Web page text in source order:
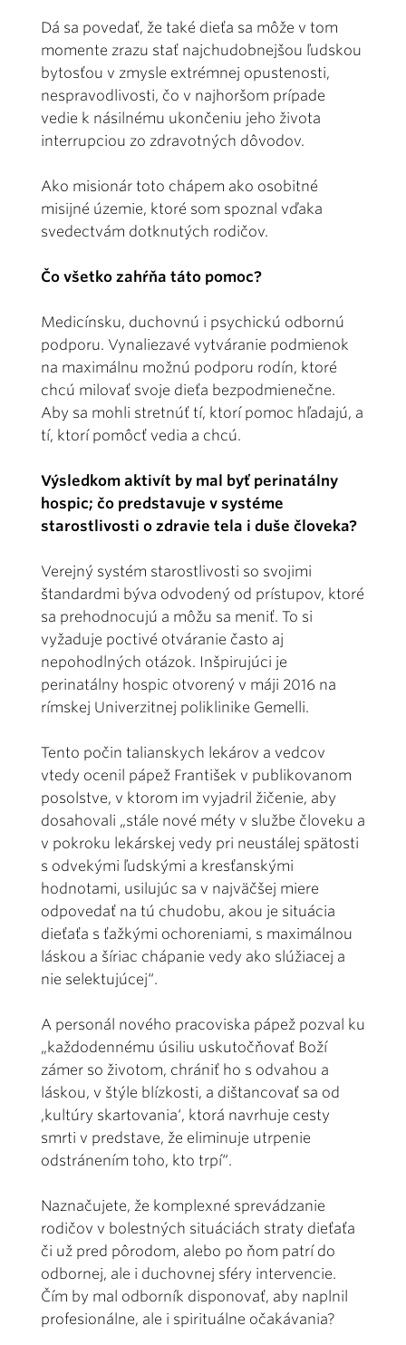
Dá sa povedať, že také dieťa sa môže v tom
momente zrazu stať najchudobnejšou ľudskou
bytosťou v zmysle extrémnej opustenosti,
nespravodlivosti, čo v najhoršom prípade
vedie k násilnému ukončeniu jeho života
interrupciou zo zdravotných dôvodov.
Ako misionár toto chápem ako osobitné
misijné územie, ktoré som spoznal vďaka
svedectvám dotknutých rodičov.
Čo všetko zahŕňa táto pomoc?
Medicínsku, duchovnú i psychickú odbornú
podporu. Vynaliezavé vytváranie podmienok
na maximálnu možnú podporu rodín, ktoré
chcú milovať svoje dieťa bezpodmienečne.
Aby sa mohli stretnúť tí, ktorí pomoc hľadajú, a
tí, ktorí pomôcť vedia a chcú.
Výsledkom aktivít by mal byť perinatálny
hospic; čo predstavuje v systéme
starostlivosti o zdravie tela i duše človeka?
Verejný systém starostlivosti so svojimi
štandardmi býva odvodený od prístupov, ktoré
sa prehodnocujú a môžu sa meniť. To si
vyžaduje poctivé otváranie často aj
nepohodlných otázok. Inšpirujúci je
perinatálny hospic otvorený v máji 2016 na
rímskej Univerzitnej poliklinike Gemelli.
Tento počin talianskych lekárov a vedcov
vtedy ocenil pápež František v publikovanom
posolstve, v ktorom im vyjadril žičenie, aby
dosahovali „stále nové méty v službe človeku a
v pokroku lekárskej vedy pri neustálej spätosti
s odvekými ľudskými a kresťanskými
hodnotami, usilujúc sa v najväčšej miere
odpovedať na tú chudobu, akou je situácia
dieťaťa s ťažkými ochoreniami, s maximálnou
láskou a šíriac chápanie vedy ako slúžiacej a
nie selektujúcej“.
A personál nového pracoviska pápež pozval ku
„každodennému úsiliu uskutočňovať Boží
zámer so životom, chrániť ho s odvahou a
láskou, v štýle blízkosti, a dištancovať sa od
,kultúry skartovania‘, ktorá navrhuje cesty
smrti v predstave, že eliminuje utrpenie
odstránením toho, kto trpí“.
Naznačujete, že komplexné sprevádzanie
rodičov v bolestných situáciách straty dieťaťa
či už pred pôrodom, alebo po ňom patrí do
odbornej, ale i duchovnej sféry intervencie.
Čím by mal odborník disponovať, aby naplnil
profesionálne, ale i spirituálne očakávania?